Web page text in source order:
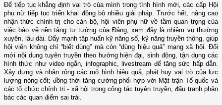
Để tiếp tục khẳng định vai trò của mình trong tình hình mới, các cấp Hội
phụ nữ tiếp tục triển khai đồng bộ nhiều giải pháp. Trước hết, nâng cao
nhận thức chính trị cho cán bộ, hội viên phụ nữ về tầm quan trọng của
việc bảo vệ nền tảng tư tưởng của Đảng, xem đây là nhiệm vụ thường
xuyên, lâu dài. Đẩy mạnh tập huấn kỹ năng số, kỹ năng truyền thông, giúp
hội viên không chỉ “biết dùng” mà còn “dùng hiệu quả” mạng xã hội. Đổi
mới nội dung tuyên truyền theo hướng hiện đại, sinh động, tận dụng các
hình thức như video ngắn, infographic, livestream để tăng sức hấp dẫn.
Xây dựng và nhân rộng các mô hình hiệu quả, phát huy vai trò của lực
lượng nòng cốt; đồng thời tăng cường phối hợp với Mặt trận Tổ quốc và
các tổ chức chính trị - xã hội trong công tác tuyên truyền, đấu tranh phản
bác các quan điểm sai trái.